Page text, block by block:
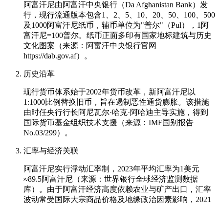
阿富汗尼由阿富汗中央银行（Da Afghanistan Bank）发
行，现行流通版本包含1、2、5、10、20、50、100、500
及1000阿富汗尼纸币，辅币单位为"普尔"（Pul），1阿
富汗尼=100普尔。纸币正面多印有国家地标建筑与历史
文化图案（来源：阿富汗中央银行官网
https://dab.gov.af）。
历史沿革
现行货币体系始于2002年货币改革，新阿富汗尼以
1:1000比例替换旧币，旨在遏制恶性通货膨胀。该措施
由时任央行行长阿尼瓦尔·哈克·阿哈迪主导实施，得到
国际货币基金组织技术支援（来源：IMF国别报告
No.03/299）。
汇率与经济关联
阿富汗尼实行浮动汇率制，2023年平均汇率为1美元
≈89.5阿富汗尼（来源：世界银行全球经济监测数据
库）。由于阿富汗经济高度依赖农业与矿产出口，汇率
波动常受国际大宗商品价格及地缘政治因素影响，2021